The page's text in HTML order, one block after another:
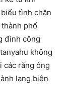
tình chặn
phố
đình công
không
các rằng ông
lang biên